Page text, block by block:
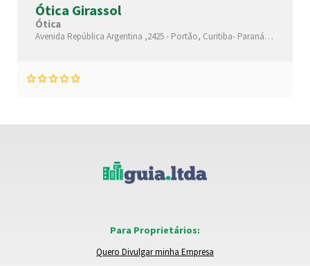
Ótica Girassol
Ótica
Avenida República Argentina ,2425 - Portão, Curitiba- Paraná(PR)
Para Proprietários:
Quero Divulgar minha Empresa